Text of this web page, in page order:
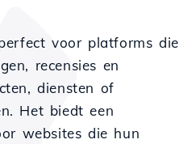
voor platforms die
recensies en
diensten of
Het biedt een
websites die hun